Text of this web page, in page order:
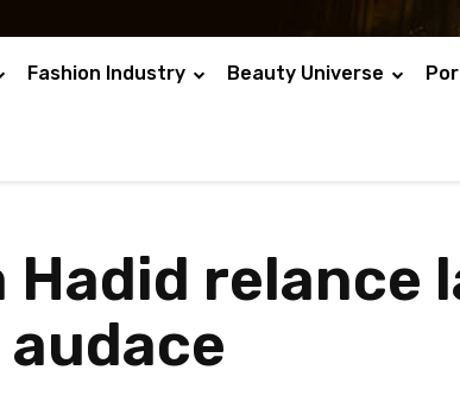
Fashion Industry Beauty Universe
Hadid relance